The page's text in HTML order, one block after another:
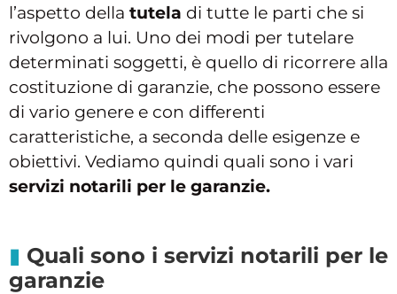
l’aspetto della tutela di tutte le parti che si
rivolgono a lui. Uno dei modi per tutelare
determinati soggetti, è quello di ricorrere alla
costituzione di garanzie, che possono essere
di vario genere e con differenti
caratteristiche, a seconda delle esigenze e
obiettivi. Vediamo quindi quali sono i vari
servizi notarili per le garanzie.
Quali sono i servizi notarili per le
garanzie